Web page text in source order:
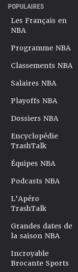
POPULAIRES
Les Français en
NBA
Programme NBA
Classements NBA
Salaires NBA
Playoffs NBA
Dossiers NBA
Encyclopédie
TrashTalk
Équipes NBA
Podcasts NBA
L'Apéro
TrashTalk
Grandes dates de
la saison NBA
Incroyable
Brocante Sports